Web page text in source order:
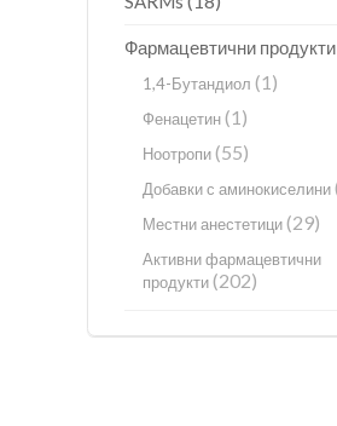
Фармацевтични продукти
1,4-Бутандиол (1)
Фенацетин(1)
Ноотропи(55)
Добавки с аминокиселини
Местни анестетици(29)
Активни фармацевтични
продукти(202)